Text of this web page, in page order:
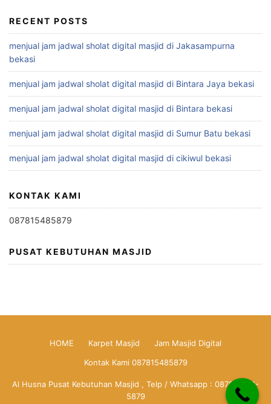
RECENT POSTS
menjual jam jadwal sholat digital masjid di Jakasampurna
bekasi
menjual jam jadwal sholat digital masjid di Bintara Jaya bekasi
menjual jam jadwal sholat digital masjid di Bintara bekasi
menjual jam jadwal sholat digital masjid di Sumur Batu bekasi
menjual jam jadwal sholat digital masjid di cikiwul bekasi
KONTAK KAMI
087815485879
PUSAT KEBUTUHAN MASJID
HOME Karpet Masjid
Jam Masjid Digital
Kontak Kami 087815485879
Al Husna Pusat Kebutuhan Masjid , Telp / Whatsapp : 0878-1548-
5879